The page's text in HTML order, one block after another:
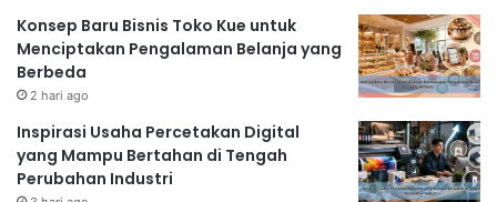
Konsep Baru Bisnis Toko Kue untuk
Menciptakan Pengalaman Belanja yang
Berbeda
2 hari ago
Inspirasi Usaha Percetakan Digital
yang Mampu Bertahan di Tengah
Perubahan Industri